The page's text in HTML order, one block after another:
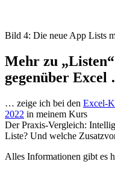
Bild 4: Die neue App Lists
Mehr zu
gegenüber Excel
… zeige ich bei den Excel-
2022 in meinem Kurs
Der Praxis-Vergleich:
Liste? Und welche
Alles Informationen gibt es